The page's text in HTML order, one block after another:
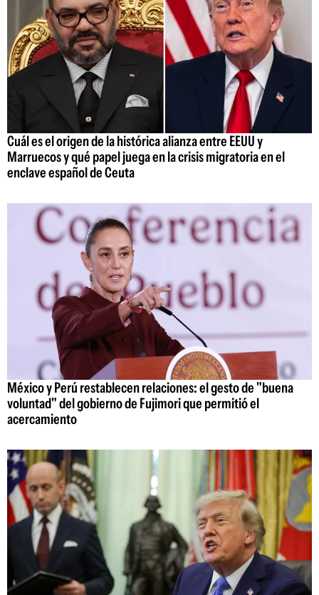
Cuál es el origen de la histórica alianza entre EEUU y
Marruecos y qué papel juega en la crisis migratoria en el
enclave español de Ceuta
México y Perú restablecen relaciones: el gesto de "buena
voluntad" del gobierno de Fujimori que permitió el
acercamiento